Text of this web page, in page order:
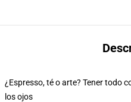
¿Espresso, té o arte? Tener todo
los ojos